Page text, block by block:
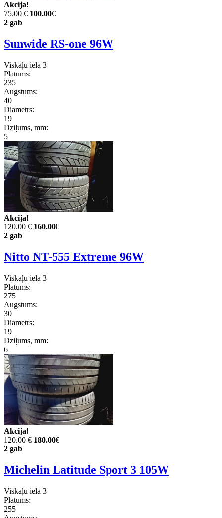
Akcija!
75.00 € 100.00€
2 gab
Sunwide RS-one 96W
Viskaļu iela 3
Platums:
235
Augstums:
40
Diametrs:
19
Dziļums, mm:
5
Akcija!
120.00 € 160.00€
2 gab
Nitto NT-555 Extreme 96W
Viskaļu iela 3
Platums:
275
Augstums:
30
Diametrs:
19
Dziļums, mm:
6
Akcija!
120.00 € 180.00€
2 gab
Michelin Latitude Sport 3 105W
Viskaļu iela 3
Platums:
255